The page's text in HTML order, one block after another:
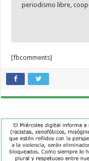
periodismo libre,
[fbcomments]